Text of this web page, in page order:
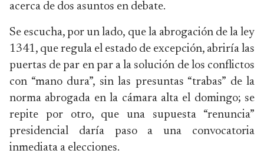
acerca de dos asuntos en debate.
Se escucha, por un lado, que la abrogación de la ley
1341, que regula el estado de excepción, abriría las
puertas de par en par a la solución de los conflictos
con “mano dura”, sin las presuntas “trabas” de la
norma abrogada en la cámara alta el domingo; se
repite por otro, que una supuesta “renuncia”
presidencial daría paso a una convocatoria
inmediata a elecciones.